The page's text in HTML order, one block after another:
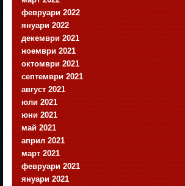
февруари 2022
януари 2022
декември 2021
ноември 2021
октомври 2021
септември 2021
август 2021
юли 2021
юни 2021
май 2021
април 2021
март 2021
февруари 2021
януари 2021